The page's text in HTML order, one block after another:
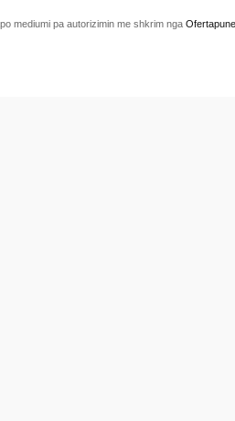
mediumi pa autorizimin me shkrim nga